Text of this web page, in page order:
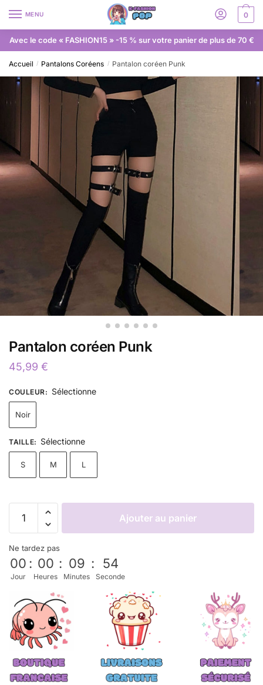
MENU 0
Avec le code « FASHION15 » -15 % sur votre panier de plus de 70 €
Accueil / Pantalons Coréens / Pantalon coréen Punk
Pantalon coréen Punk
45,99 €
COULEUR: Sélectionne
Noir
TAILLE: Sélectionne
S M L
Ajouter au panier
Ne tardez pas
00
Jour
: 00
Heures
: 09
Minutes
: 53
Seconde